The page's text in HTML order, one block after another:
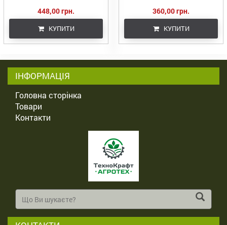
448,00 грн.
КУПИТИ
360,00 грн.
КУПИТИ
ІНФОРМАЦІЯ
Головна сторінка
Товари
Контакти